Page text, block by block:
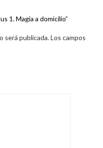
1. Magia a domicilio”
será publicada.Los campos